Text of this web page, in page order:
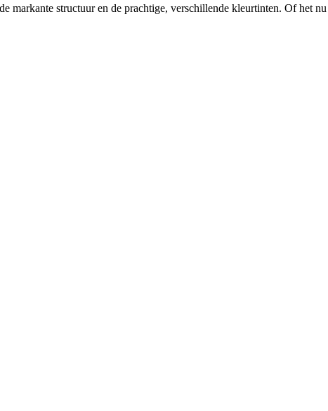
markante structuur en de prachtige, verschillende kleurtinten. Of het